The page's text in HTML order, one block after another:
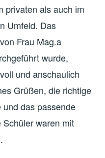
privaten als auch im
Umfeld. Das
Frau Mag.a
wurde,
und anschaulich
Grüßen, die richtige
das passende
waren mit